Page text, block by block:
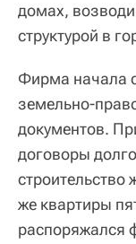
домах,
структурой в
Фирма начала
земельно-
документов.
договоры
же квартиры
распоряжался